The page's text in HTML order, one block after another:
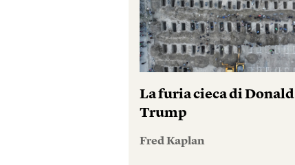
La furia cieca di Donald
Trump
Fred Kaplan